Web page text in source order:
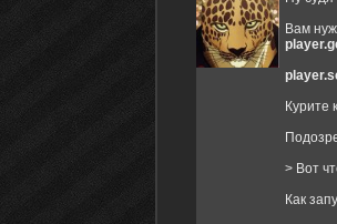
Вам
Курите
> Вот
Как